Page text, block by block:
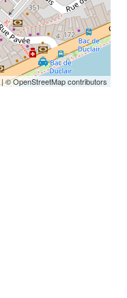
| © OpenStreetMap contributors